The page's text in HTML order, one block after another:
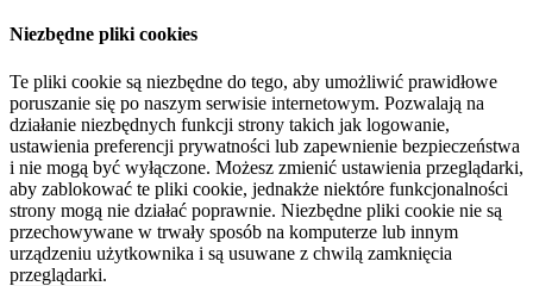
Niezbędne pliki cookies
Te pliki cookie są niezbędne do tego, aby umożliwić prawidłowe
poruszanie się po naszym serwisie internetowym. Pozwalają na
działanie niezbędnych funkcji strony takich jak logowanie,
ustawienia preferencji prywatności lub zapewnienie bezpieczeństwa
i nie mogą być wyłączone. Możesz zmienić ustawienia przeglądarki,
aby zablokować te pliki cookie, jednakże niektóre funkcjonalności
strony mogą nie działać poprawnie. Niezbędne pliki cookie nie są
przechowywane w trwały sposób na komputerze lub innym
urządzeniu użytkownika i są usuwane z chwilą zamknięcia
przeglądarki.